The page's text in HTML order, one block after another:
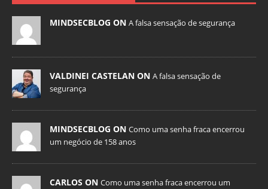
MINDSECBLOG ON A falsa sensação de segurança
VALDINEI CASTELAN ON A falsa sensação de
segurança
MINDSECBLOG ON Como uma senha fraca encerrou
um negócio de 158 anos
CARLOS ON Como uma senha fraca encerrou um